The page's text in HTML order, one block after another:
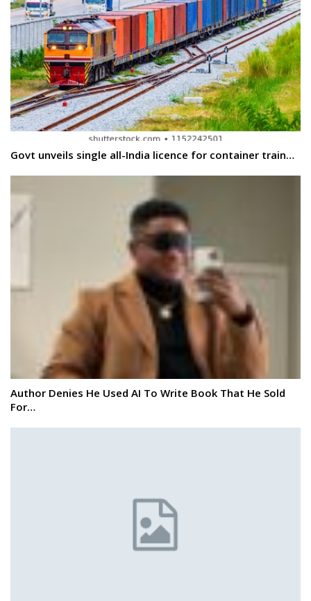
Govt unveils single all-India licence for container train…
Author Denies He Used AI To Write Book That He Sold
For…